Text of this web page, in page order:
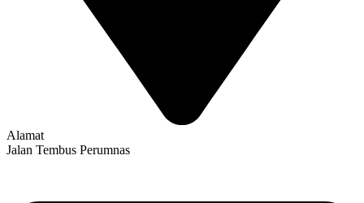
Alamat
Jalan Tembus Perumnas